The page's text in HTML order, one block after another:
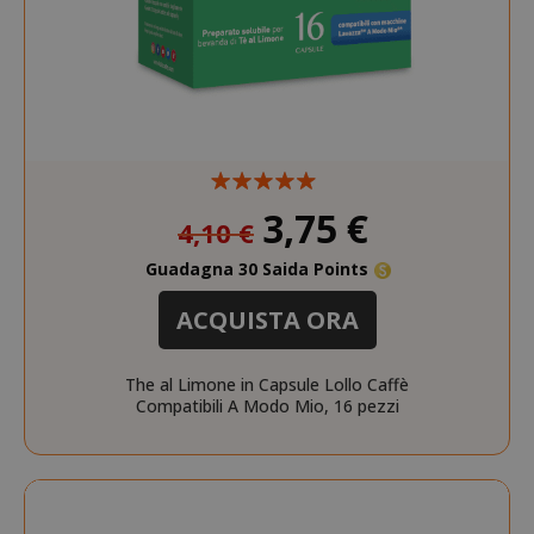
4,10 €
speciale
3,75 €
Guadagna 30 Saida Points
ACQUISTA ORA
The al Limone in Capsule Lollo Caffè
Compatibili A Modo Mio, 16 pezzi
gestione dell'account. Il sito web non può
essere utilizzato correttamente senza i
cookie strettamente necessari.